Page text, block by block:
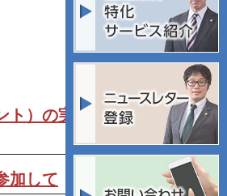
ト）の実態と企業の防
加して